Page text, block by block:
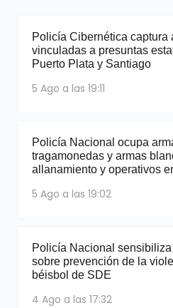
Policía Cibernética captura
vinculadas a presuntas
Puerto Plata y Santiago
5 Ago a las 19:11
Policía Nacional ocupa
tragamonedas y armas
allanamiento y operativos
5 Ago a las 19:02
Policía Nacional
sobre prevención de la
béisbol de SDE
4 Ago a las 17:32